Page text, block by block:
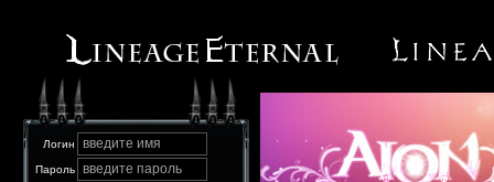
Логин введите имя
Пароль введите пароль